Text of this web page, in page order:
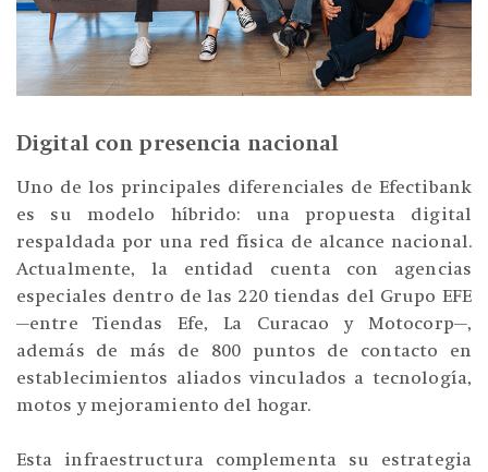
Digital con presencia nacional
Uno de los principales diferenciales de Efectibank
es su modelo híbrido: una propuesta digital
respaldada por una red física de alcance nacional.
Actualmente, la entidad cuenta con agencias
especiales dentro de las 220 tiendas del Grupo EFE
—entre Tiendas Efe, La Curacao y Motocorp—,
además de más de 800 puntos de contacto en
establecimientos aliados vinculados a tecnología,
motos y mejoramiento del hogar.
Esta infraestructura complementa su estrategia